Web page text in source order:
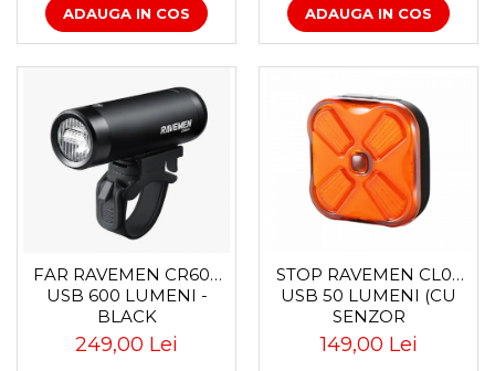
ADAUGA IN COS ADAUGA IN COS
FAR RAVEMEN CR600
USB 600 LUMENI -
BLACK
249,00 Lei
STOP RAVEMEN CL06
USB 50 LUMENI (CU
SENZOR
ACCELEROMETRU) -
BLACK
149,00 Lei